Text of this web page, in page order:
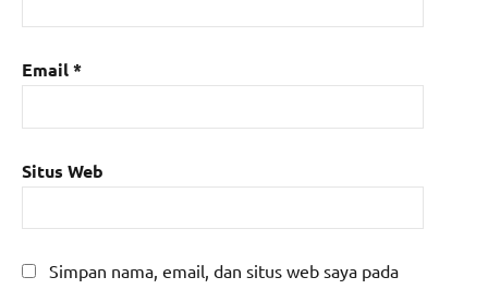
Email*
Situs Web
Simpan nama, email, dan situs web saya pada